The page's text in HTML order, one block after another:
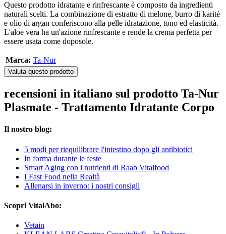
Questo prodotto idratante e rinfrescante è composto da ingredienti
naturali scelti. La combinazione di estratto di melone, burro di karité
e olio di argan conferiscono alla pelle idratazione, tono ed elasticità.
L'aloe vera ha un'azione rinfrescante e rende la crema perfetta per
essere usata come doposole.
Marca: Ta-Nur
Valuta questo prodotto
recensioni in italiano sul prodotto Ta-Nur
Plasmate - Trattamento Idratante Corpo
Il nostro blog:
5 modi per riequilibrare l'intestino dopo gli antibiotici
In forma durante le feste
Smart Aging con i nutrienti di Raab Vitalfood
I Fast Food nella Realtà
Allenarsi in inverno: i nostri consigli
Scopri VitalAbo:
Vetain